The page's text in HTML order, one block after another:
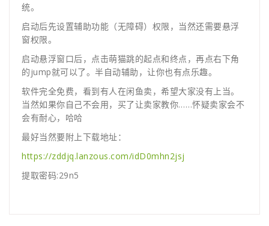
统。
启动后先设置辅助功能（无障碍）权限，当然还需要悬浮
窗权限。
启动悬浮窗口后，点击萌猫跳的起点和终点，再点右下角
的jump就可以了。半自动辅助，让你也有点乐趣。
软件完全免费，看到有人在闲鱼卖，希望大家没有上当。
当然如果你自己不会用，买了让卖家教你……怀疑卖家会不
会有耐心，哈哈
最好当然要附上下载地址：
https://zddjq.lanzous.com/idD0mhn2jsj
提取密码:29n5